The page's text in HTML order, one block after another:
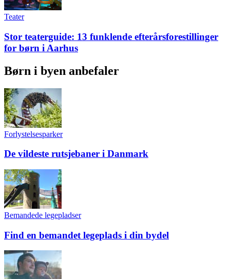
Teater
Stor teaterguide: 13 funklende efterårsforestillinger
for børn i Aarhus
Børn i byen anbefaler
Forlystelsesparker
De vildeste rutsjebaner i Danmark
Bemandede legepladser
Find en bemandet legeplads i din bydel